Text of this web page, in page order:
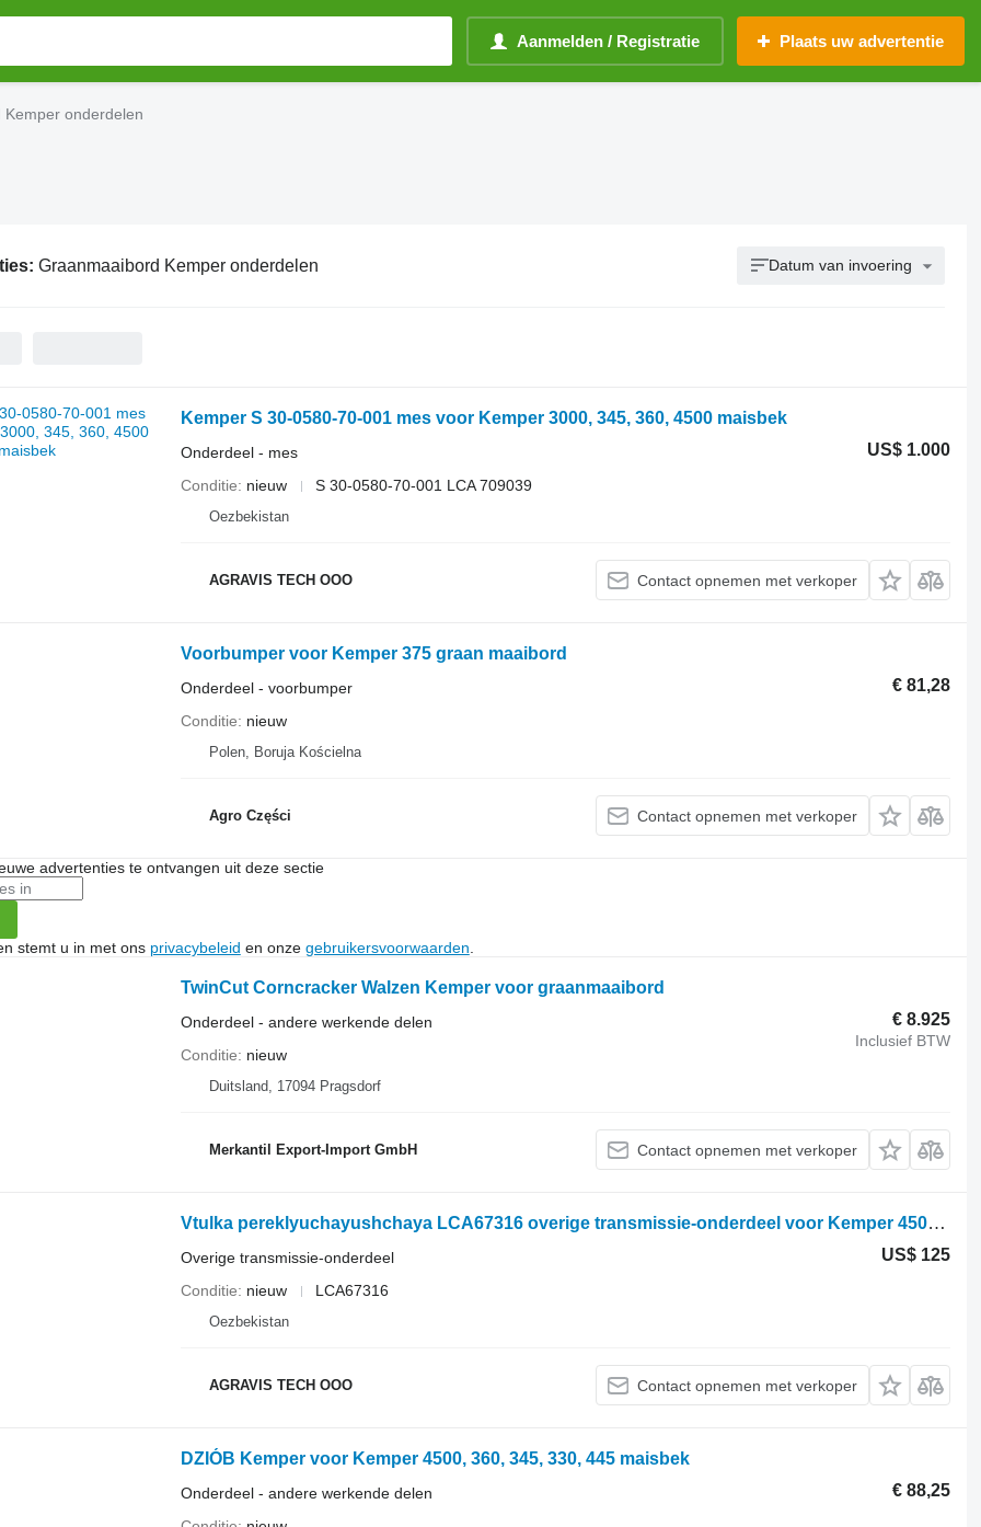
Aanmelden / Registratie Plaats uw advertentie
onderdelen
Graanmaaibord Kemper onderdelen Datum van invoering
Kemper S 30-0580-70-001 mes voor Kemper 3000, 345, 360, 4500 maisbek
US$ 1.000
Onderdeel - mes
Conditie
nieuw S 30-0580-70-001 LCA 709039
Oezbekistan
AGRAVIS TECH OOO Contact opnemen met verkoper
Voorbumper voor Kemper 375 graan maaibord
€ 81,28
Onderdeel - voorbumper
Conditie
nieuw
Polen, Boruja Kościelna
Agro Części Contact opnemen met verkoper
advertenties te ontvangen uit deze sectie
stemt u in met ons privacybeleid en onze gebruikersvoorwaarden
TwinCut Corncracker Walzen Kemper voor graanmaaibord
€ 8.925
Inclusief BTW
Onderdeel - andere werkende delen
Conditie
nieuw
Duitsland, 17094 Pragsdorf
Merkantil Export-Import GmbH Contact opnemen met verkoper
Vtulka pereklyuchayushchaya LCA67316 overige transmissie-onderdeel voor Kemper 4500 maisbek
US$ 125
Overige transmissie-onderdeel
Conditie
nieuw LCA67316
Oezbekistan
AGRAVIS TECH OOO Contact opnemen met verkoper
DZIÓB Kemper voor Kemper 4500, 360, 345, 330, 445 maisbek
€ 88,25
Onderdeel - andere werkende delen